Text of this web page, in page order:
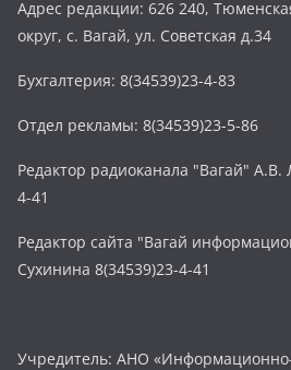
Адрес редакции: 626 240,
округ, с. Вагай, ул. Советская д.34
Бухгалтерия: 8(34539)23-4-83
Отдел рекламы: 8(34539)23-5-86
Редактор радиоканала "Вагай" А.В.
4-41
Редактор сайта "Вагай
Сухинина 8(34539)23-4-41
Учредитель: АНО